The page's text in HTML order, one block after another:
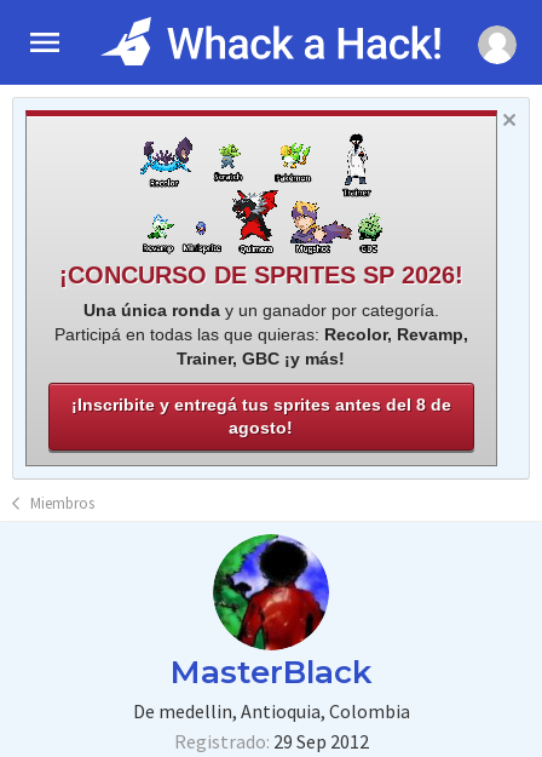
¡CONCURSO DE SPRITES SP 2026!
Una única ronday un ganador por categoría.
Participá en todas las que quieras: Recolor, Revamp,
Trainer, GBC ¡y más!
¡Inscribite y entregá tus sprites antes del 8 de
agosto!
Miembros
MasterBlack
De medellin, Antioquia, Colombia
Registrado 29 Sep 2012